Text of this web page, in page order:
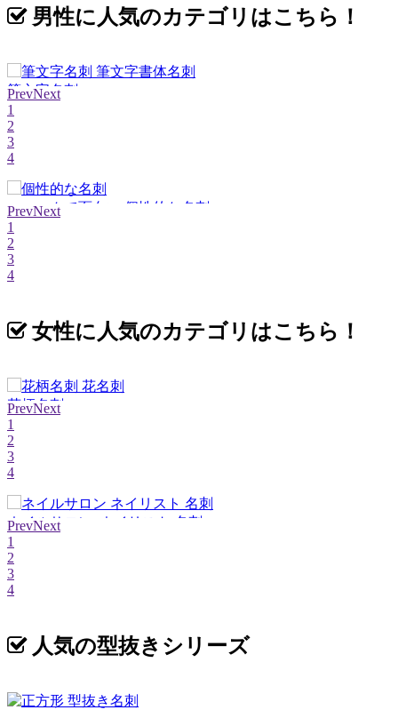
男性に人気のカテゴリはこちら！
筆文字名刺
PrevNext
1
2
3
4
ユニークで面白い 個性的な名刺
PrevNext
1
2
3
4
女性に人気のカテゴリはこちら！
花柄名刺
PrevNext
1
2
3
4
ネイルサロン･ネイリスト 名刺
PrevNext
1
2
3
4
人気の型抜きシリーズ